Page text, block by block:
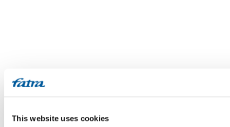
This website uses cookies